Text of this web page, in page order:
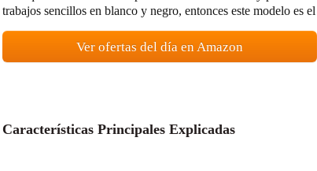
trabajos sencillos en blanco y negro, entonces este modelo es
Ver ofertas del día en Amazon
Características Principales Explicadas